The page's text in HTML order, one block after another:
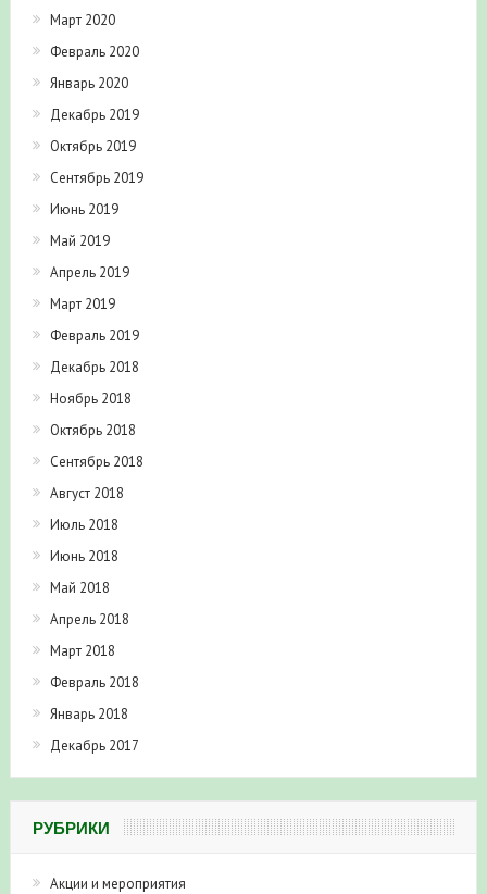
Март 2020
Февраль 2020
Январь 2020
Декабрь 2019
Октябрь 2019
Сентябрь 2019
Июнь 2019
Май 2019
Апрель 2019
Март 2019
Февраль 2019
Декабрь 2018
Ноябрь 2018
Октябрь 2018
Сентябрь 2018
Август 2018
Июль 2018
Июнь 2018
Май 2018
Апрель 2018
Март 2018
Февраль 2018
Январь 2018
Декабрь 2017
РУБРИКИ
Акции и мероприятия